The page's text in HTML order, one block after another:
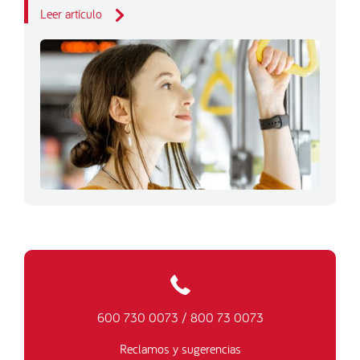
Leer artículo
600 730 0073 / 800 73 0073
Reclamos y sugerencias